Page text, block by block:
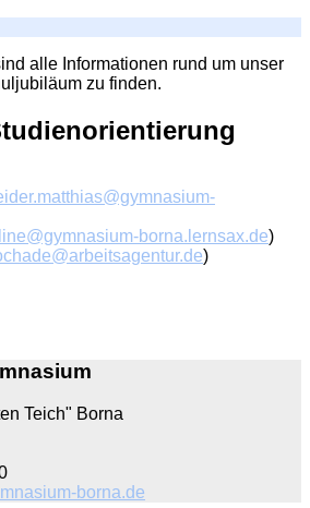
alle Informationen rund um unser
zu finden.
borna.lernsax.de)
)
Teich" Borna
borna.de